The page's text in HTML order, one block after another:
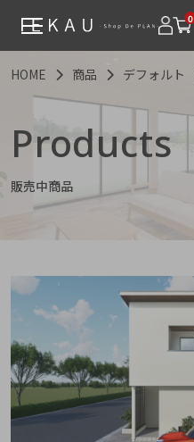
0
HOME 商品 デフォルト
Products
販売中商品